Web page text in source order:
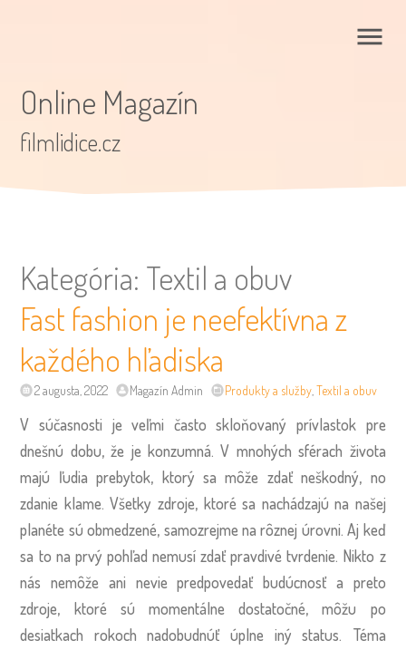
Online Magazín
filmlidice.cz
Kategória: Textil a obuv
Fast fashion je neefektívna z
každého hľadiska
2 augusta, 2022 Magazín Admin Produkty a služby ,Textil a obuv
V súčasnosti je veľmi často skloňovaný prívlastok pre
dnešnú dobu, že je konzumná. V mnohých sférach života
majú ľudia prebytok, ktorý sa môže zdať neškodný, no
zdanie klame. Všetky zdroje, ktoré sa nachádzajú na našej
planéte sú obmedzené, samozrejme na rôznej úrovni. Aj keď
sa to na prvý pohľad nemusí zdať pravdivé tvrdenie. Nikto z
nás nemôže ani nevie predpovedať budúcnosť a preto
zdroje, ktoré sú momentálne dostatočné, môžu po
desiatkach rokoch nadobudnúť úplne iný status. Téma